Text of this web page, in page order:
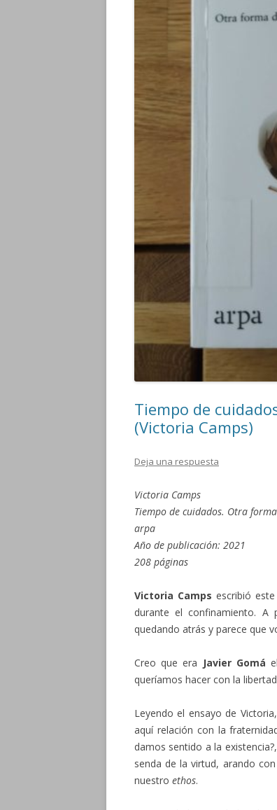
Tiempo de
(Victoria Camps)
Deja una respuesta
Victoria Camps
Tiempo de cuidados. Otra
arpa
Año de publicación: 2021
208 páginas
Victoria Camps escribió
durante el confinamiento.
quedando atrás y parece que
Creo que era Javier Gomá
queríamos hacer con la
Leyendo el ensayo de
aquí relación con la
damos sentido a la
senda de la virtud, arando
nuestro ethos.